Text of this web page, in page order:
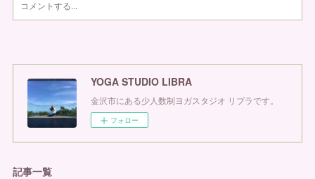
YOGA STUDIO LIBRA
金沢市にある少人数制ヨガスタジオ リブラです。
フォロー
記事一覧